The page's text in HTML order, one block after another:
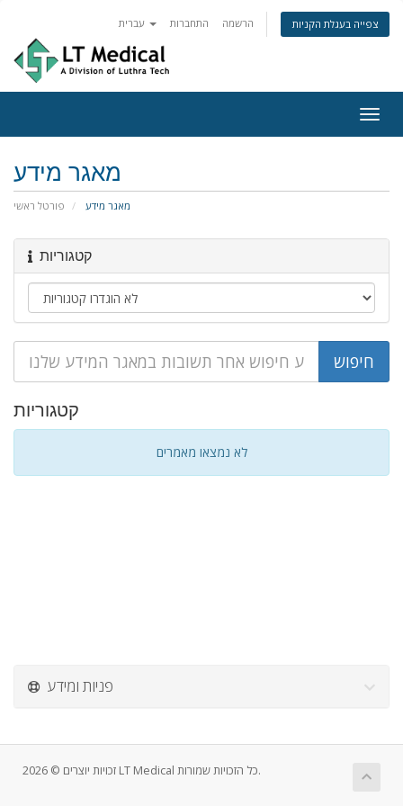
התחברות הרשמה צפייה בעגלת הקניות
מאגר מידע
פורטל ראשי מאגר מידע
קטגוריות
קטגוריות
לא נמצאו מאמרים
פניות ומידע
זכויות יוצרים © 2026 LT Medical כל הזכויות שמורות.